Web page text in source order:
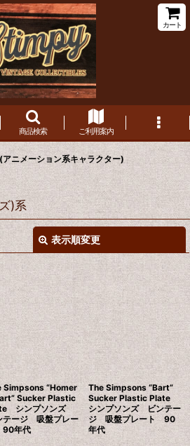
カート
商品検索 ご利用案内
ニメーション系キャラクター)
)系
表示順変更
絞り込む
Simpsons “Homer
Sucker Plastic
シンプソンズ
テージ 吸盤プレー
年代
The Simpsons “Bart”
Sucker Plastic Plate
シンプソンズ ビンテー
ジ 吸盤プレート 90
年代